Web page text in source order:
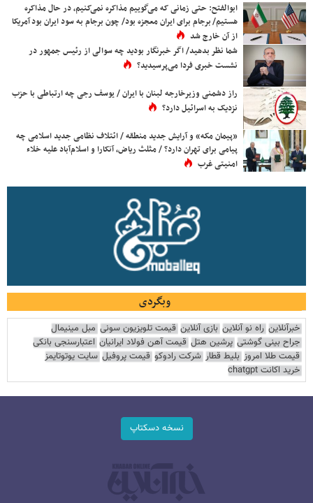
ابوالفتح: حتی زمانی که می‌گوییم مذاکره نمی‌کنیم، در حال مذاکره
هستیم/ برجام برای ایران معجزه بود/ چون برجام به سود ایران بود آمریکا
از آن خارج شد
شما نظر بدهید/ اگر خبرنگار بودید چه سوالی از رئیس جمهور در
نشست خبری فردا می‌پرسیدید؟
راز دشمنی وزیرخارجه لبنان با ایران / یوسف رجی چه ارتباطی با حزب
نزدیک به اسرائیل دارد؟
«پیمان مکه» و آرایش جدید منطقه / ائتلاف نظامی جدید اسلامی چه
پیامی برای تهران دارد؟ / مثلث ریاض، آنکارا و اسلام‌آباد علیه خلاء
امنیتی غرب
وبگردی
خبرآنلاین راه نو آنلاین بازی آنلاین قیمت تلویزیون سونی مبل مینیمال
جراح بینی گوشتی پرشین هتل قیمت آهن فولاد ایرانیان اعتبارسنجی بانکی
قیمت طلا امروز بلیط قطار شرکت رادوکو قیمت پروفیل سایت یوتوتایمز
خرید اکانت chatgpt
نسخه دسکتاپ